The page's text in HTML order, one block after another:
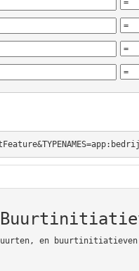
en buurtinitiatieven